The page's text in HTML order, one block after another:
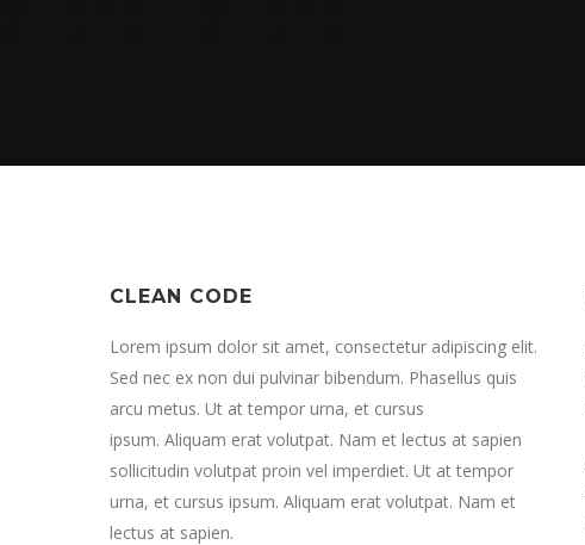
CLEAN CODE
Lorem ipsum dolor sit amet, consectetur adipiscing elit.
Sed nec ex non dui pulvinar bibendum. Phasellus quis
arcu metus. Ut at tempor urna, et cursus
ipsum. Aliquam erat volutpat. Nam et lectus at sapien
sollicitudin volutpat proin vel imperdiet. Ut at tempor
urna, et cursus ipsum. Aliquam erat volutpat. Nam et
lectus at sapien.